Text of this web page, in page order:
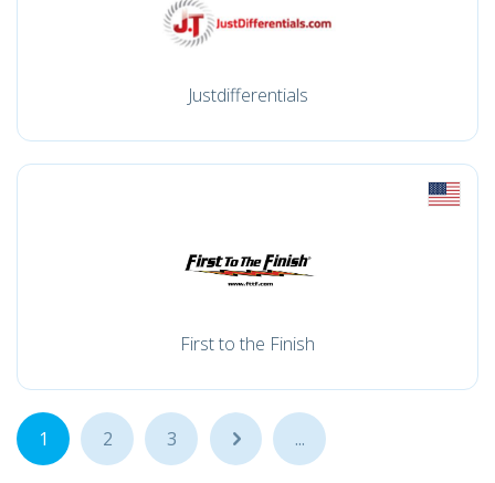
Justdifferentials
First to the Finish
1 2 3 ... ...